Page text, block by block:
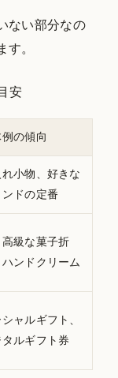
ない部分なの
す。
安
の傾向
小物、好きな
ンドの定番
高級な菓子折
ハンドクリーム
ャルギフト、
ルギフト券